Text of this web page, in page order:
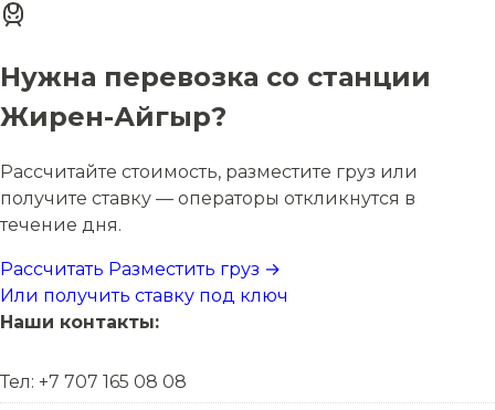
Нужна перевозка со станции
Жирен-Айгыр?
Рассчитайте стоимость, разместите груз или
получите ставку — операторы откликнутся в
течение дня.
Рассчитать Разместить груз →
Или получить ставку под ключ
Наши контакты:
Тел: +7 707 165 08 08